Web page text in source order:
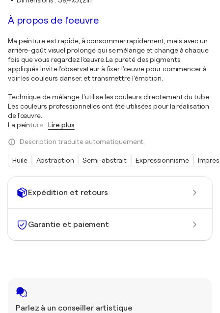
Expédition et retours
Garantie et paiement
Parlez à un conseiller artistique
À propos de l'oeuvre
Ma peinture est rapide, à consommer rapidement, mais avec un
arrière-goût visuel prolongé qui se mélange et change à chaque
fois que vous regardez l'œuvre.La pureté des pigments
appliqués invite l'observateur à fixer l'œuvre pour commencer à
voir les couleurs danser. et transmettre l'émotion.
Technique de mélange J'utilise les couleurs directement du tube.
Les couleurs professionnelles ont été utilisées pour la réalisation
de l'œuvre.
La peinture
Lire plus
Description traduite automatiquement.
Huile Abstraction Semi-abstrait Expressionnisme